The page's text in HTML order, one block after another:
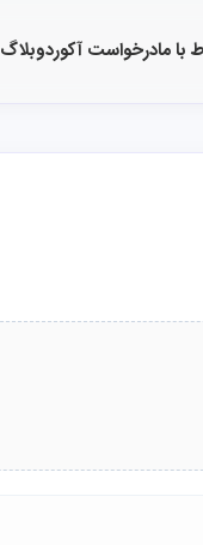
با مادرخواست آکوردوبلاگ